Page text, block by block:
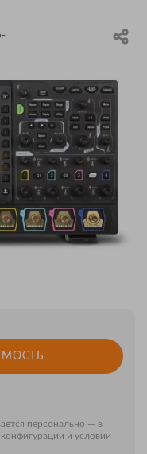
персонально — в
и условий